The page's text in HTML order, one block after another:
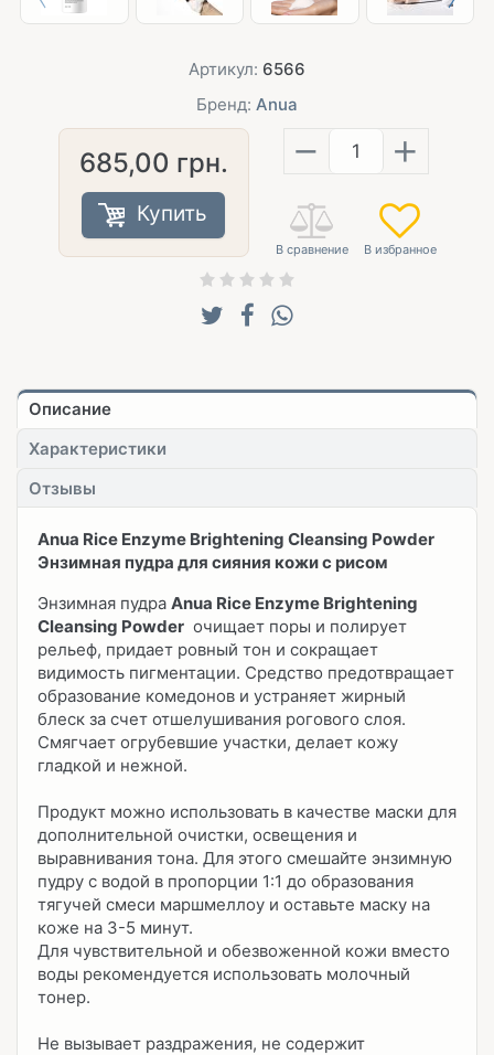
Артикул: 6566
Бренд: Anua
685,00 грн.
Купить
− +
Описание
Характеристики
Отзывы
Anua Rice Enzyme Brightening Cleansing Powder
Энзимная пудра для сияния кожи с рисом
Энзимная пудра Anua Rice Enzyme Brightening
Cleansing Powder очищает поры и полирует
рельеф, придает ровный тон и сокращает
видимость пигментации. Средство предотвращает
образование комедонов и устраняет жирный
блеск за счет отшелушивания рогового слоя.
Смягчает огрубевшие участки, делает кожу
гладкой и нежной.
Продукт можно использовать в качестве маски для
дополнительной очистки, освещения и
выравнивания тона. Для этого смешайте энзимную
пудру с водой в пропорции 1:1 до образования
тягучей смеси маршмеллоу и оставьте маску на
коже на 3-5 минут.
Для чувствительной и обезвоженной кожи вместо
воды рекомендуется использовать молочный
тонер.
Не вызывает раздражения, не содержит